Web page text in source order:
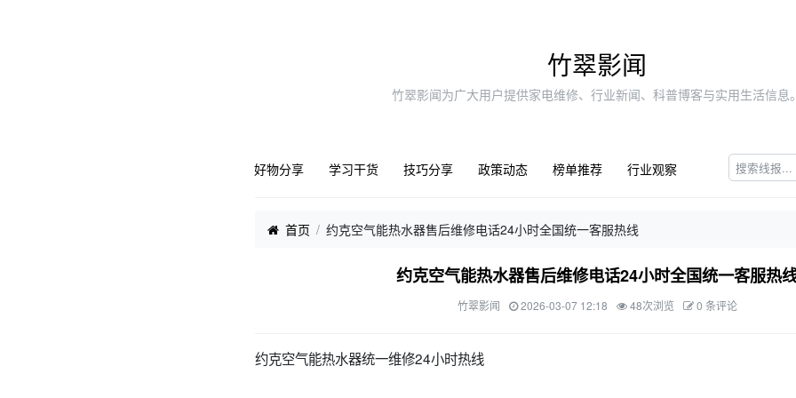
竹翠影闻
竹翠影闻为广大用户提供家电维修、行业新闻、科普博客与实用生活信息。
好物分享 学习干货 技巧分享 政策动态 榜单推荐 行业观察
首页 约克空气能热水器售后维修电话24小时全国统一客服热线
约克空气能热水器售后维修电话24小时全国统一客服热
竹翠影闻 2026-03-07 12:18 48次浏览 0 条评论
约克空气能热水器统一维修24小时热线